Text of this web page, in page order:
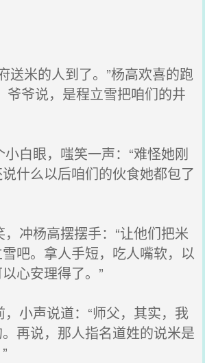
送米的人到了。”杨高欢喜的跑
爷爷说，是程立雪把咱们的井
白眼，嗤笑一声：“难怪她刚
什么以后咱们的伙食她都包了
冲杨高摆摆手：“让他们把米
吧。拿人手短，吃人嘴软，以
心安理得了。”
小声说道：“师父，其实，我
再说，那人指名道姓的说米是